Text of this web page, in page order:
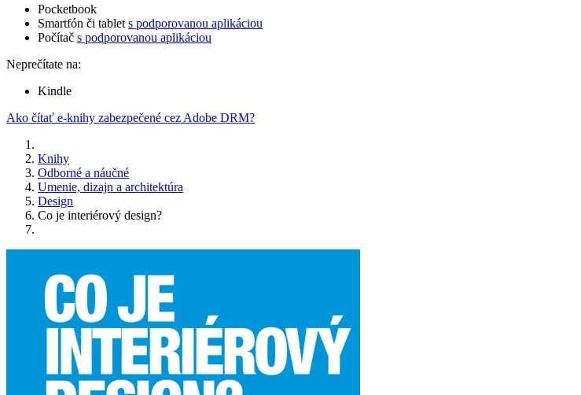
Pocketbook
Smartfón či tablet s podporovanou aplikáciou
Počítač s podporovanou aplikáciou
Neprečítate na:
Kindle
Ako čítať e-knihy zabezpečené cez Adobe DRM?
Knihy
Odborné a náučné
Umenie, dizajn a architektúra
Design
Co je interiérový design?